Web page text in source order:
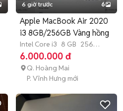
6 giờ trước 6
Apple MacBook Air 2020
i3 8GB/256GB Vàng hồng
Intel Core i3 8 GB 256
GB SSD
6.000.000 đ
Q. Hoàng Mai
P. Vĩnh Hưng mới